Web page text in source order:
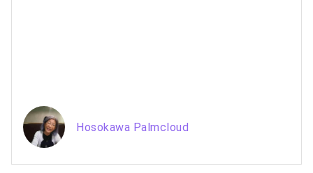
Hosokawa Palmcloud